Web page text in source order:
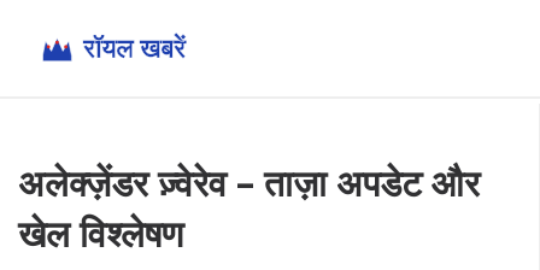
अलेक्ज़ेंडर ज़्वेरेव – ताज़ा अपडेट और
खेल विश्लेषण